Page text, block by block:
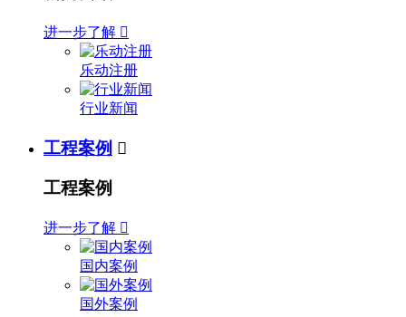
进一步了解 
乐动注册
行业新闻
工程案例 
工程案例
进一步了解 
国内案例
国外案例